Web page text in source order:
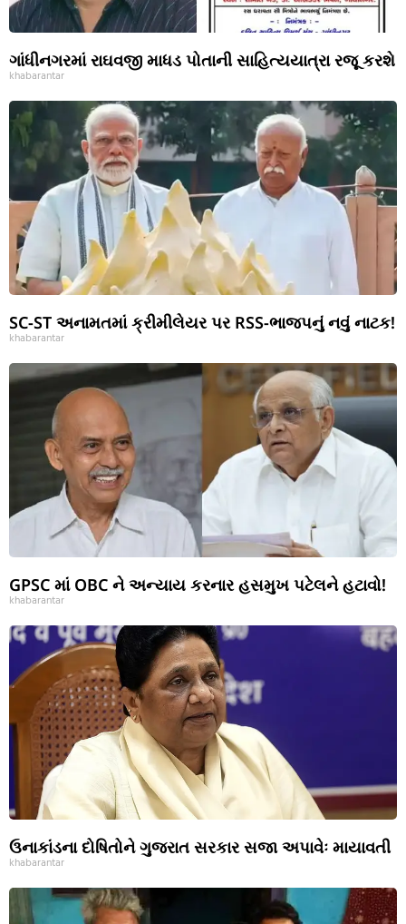
ગાંધીનગરમાં રાઘવજી માધડ પોતાની સાહિત્યયાત્રા રજૂ કરશે
khabarantar
SC-ST અનામતમાં ક્રીમીલેયર પર RSS-ભાજપનું નવું નાટક!
khabarantar
GPSC માં OBC ને અન્યાય કરનાર હસમુખ પટેલને હટાવો!
khabarantar
ઉનાકાંડના દોષિતોને ગુજરાત સરકાર સજા અપાવેઃ માયાવતી
khabarantar